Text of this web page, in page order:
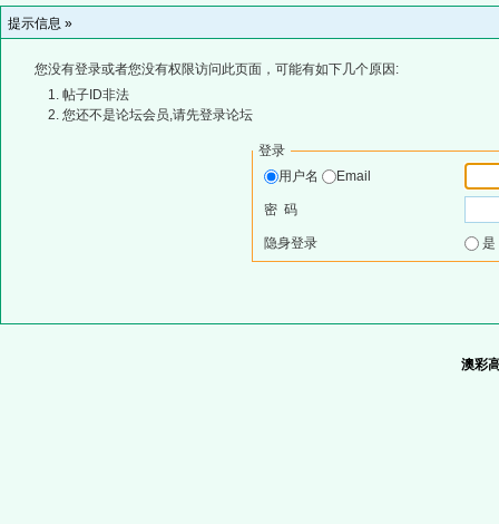
提示信息 »
您没有登录或者您没有权限访问此页面，可能有如下几个原因:
帖子ID非法
您还不是论坛会员,请先登录论坛
登录
用户名
Email
密 码
隐身登录
澳彩